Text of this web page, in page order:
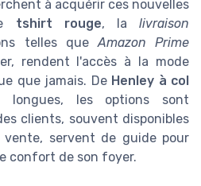
à acquérir ces nouvelles
tshirt rouge, lalivraison
telles que Amazon Prime
rendent l'accès à la mode
que jamais. De Henley à col
longues, les options sont
clients, souvent disponibles
servent de guide pour
confort de son foyer.